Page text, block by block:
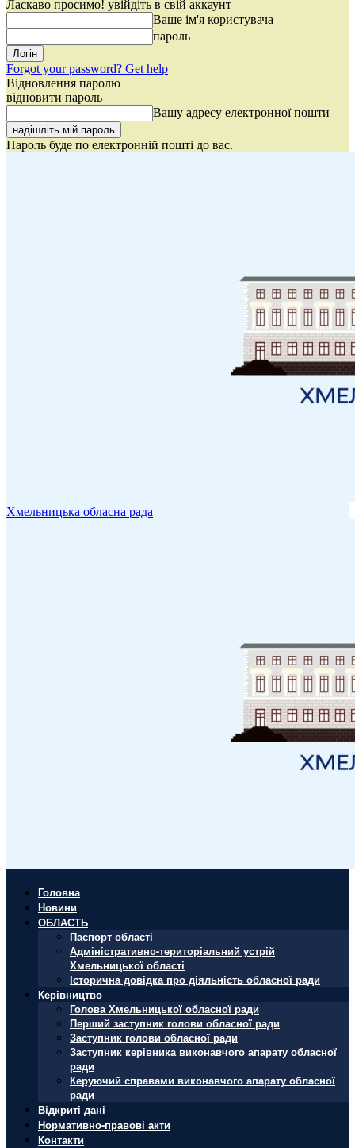
Ласкаво просимо! увійдіть в свій аккаунт
Ваше ім'я користувача
пароль
Forgot your password? Get help
Відновлення паролю
відновити пароль
Вашу адресу електронної пошти
Пароль буде по електронній пошті до вас.
Хмельницька обласна рада
Головна
Новини
ОБЛАСТЬ
Паспорт області
Адміністративно-територіальний устрій
Хмельницької області
Історична довідка про діяльність обласної ради
Керівництво
Голова Хмельницької обласної ради
Перший заступник голови обласної ради
Заступник голови обласної ради
Заступник керівника виконавчого апарату обласної
ради
Керуючий справами виконавчого апарату обласної
ради
Відкриті дані
Нормативно-правові акти
Контакти